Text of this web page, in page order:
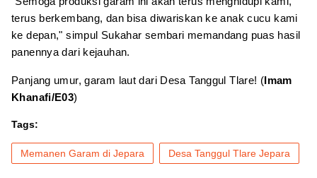
terus berkembang, dan bisa diwariskan ke anak cucu kami
ke depan," simpul Sukahar sembari memandang puas hasil
panennya dari kejauhan.
Panjang umur, garam laut dari Desa Tanggul Tlare! (Imam
Khanafi/E03)
Tags:
Memanen Garam di Jepara Desa Tanggul Tlare Jepara